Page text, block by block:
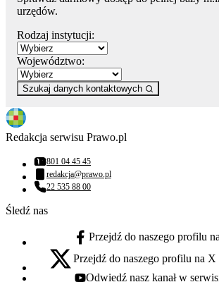
urzędów.
Rodzaj instytucji:
Województwo:
Szukaj danych kontaktowych
Redakcja serwisu Prawo.pl
Numer telefonu:
801 04 45 45
Adres email:
redakcja@prawo.pl
Numer telefonu:
22 535 88 00
Śledź nas
facebook - otwiera się w nowej karcie
Przejdź do naszego profilu
x - otwiera się w nowej karcie
Przejdź do naszego profilu na
youtube - otwiera się w nowej karcie
Odwiedź nasz kanał w